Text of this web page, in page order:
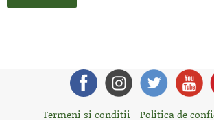
Termeni si conditii Politica de